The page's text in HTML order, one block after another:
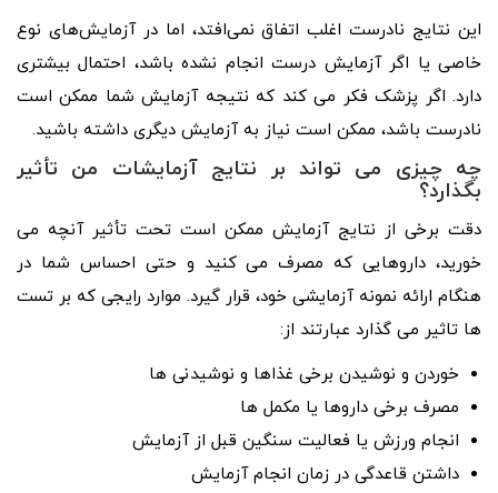
این نتایج نادرست اغلب اتفاق نمی‌افتد، اما در آزمایش‌های نوع
خاصی یا اگر آزمایش درست انجام نشده باشد، احتمال بیشتری
دارد. اگر پزشک فکر می کند که نتیجه آزمایش شما ممکن است
نادرست باشد، ممکن است نیاز به آزمایش دیگری داشته باشید.
چه چیزی می تواند بر نتایج آزمایشات من تأثیر
بگذارد؟
دقت برخی از نتایج آزمایش ممکن است تحت تأثیر آنچه می
خورید، داروهایی که مصرف می کنید و حتی احساس شما در
هنگام ارائه نمونه آزمایشی خود، قرار گیرد. موارد رایجی که بر تست
ها تاثیر می گذارد عبارتند از:
خوردن و نوشیدن برخی غذاها و نوشیدنی ها
مصرف برخی داروها یا مکمل ها
انجام ورزش یا فعالیت سنگین قبل از آزمایش
داشتن قاعدگی در زمان انجام آزمایش